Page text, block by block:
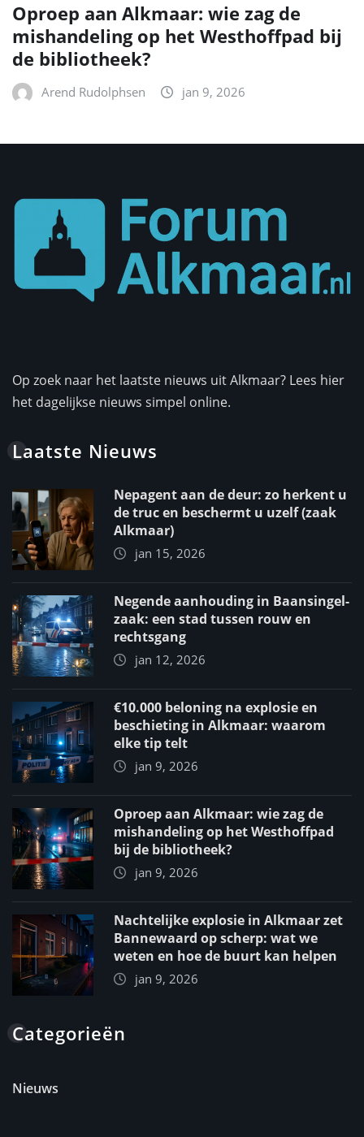
Oproep aan Alkmaar: wie zag de
mishandeling op het Westhoffpad bij
de bibliotheek?
Arend Rudolphsen jan 9, 2026
Op zoek naar het laatste nieuws uit Alkmaar? Lees hier
het dagelijkse nieuws simpel online.
Laatste Nieuws
Nepagent aan de deur: zo herkent u
de truc en beschermt u uzelf (zaak
Alkmaar)
jan 15, 2026
Negende aanhouding in Baansingel-
zaak: een stad tussen rouw en
rechtsgang
jan 12, 2026
€10.000 beloning na explosie en
beschieting in Alkmaar: waarom
elke tip telt
jan 9, 2026
Oproep aan Alkmaar: wie zag de
mishandeling op het Westhoffpad
bij de bibliotheek?
jan 9, 2026
Nachtelijke explosie in Alkmaar zet
Bannewaard op scherp: wat we
weten en hoe de buurt kan helpen
jan 9, 2026
Categorieën
Nieuws